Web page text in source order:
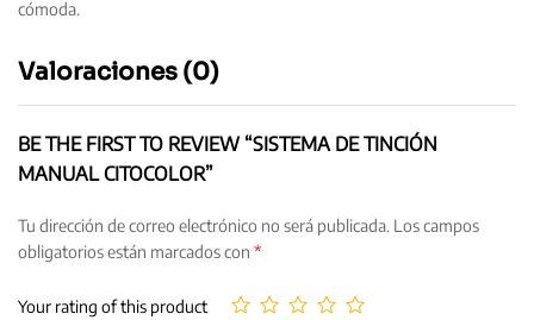
cómoda.
Valoraciones (0)
BE THE FIRST TO REVIEW “SISTEMA DE TINCIÓN
MANUAL CITOCOLOR”
Tu dirección de correo electrónico no será publicada. Los campos
obligatorios están marcados con *
Your rating of this product